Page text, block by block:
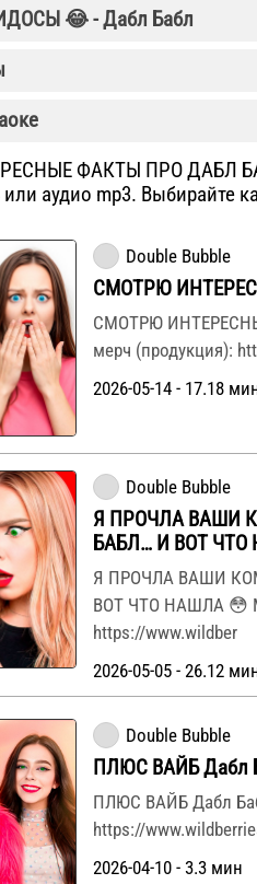
😂 - Дабл Бабл
ФАКТЫ ПРО ДАБЛ
или аудио mp3. Выбирайте
Double Bubble
СМОТРЮ
СМОТРЮ
мерч (продукция):
2026-05-14 - 17.18
Double Bubble
Я ПРОЧЛА ВАШИ
БАБЛ… И ВОТ
Я ПРОЧЛА ВАШИ
ВОТ ЧТО НАШЛА 😳
https://www.wildber
2026-05-05 - 26.12
Double Bubble
ПЛЮС ВАЙБ Дабл
ПЛЮС ВАЙБ Дабл
https://
2026-04-10 - 3.3 мин